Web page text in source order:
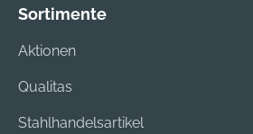
Sortimente
Aktionen
Qualitas
Stahlhandelsartikel